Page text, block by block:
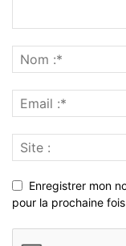
Enregistrer mon
pour la prochaine